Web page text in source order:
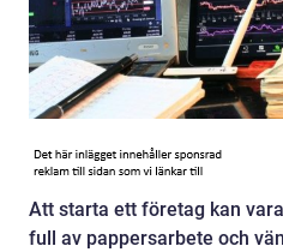
Att starta ett företag kan
full av pappersarbete och